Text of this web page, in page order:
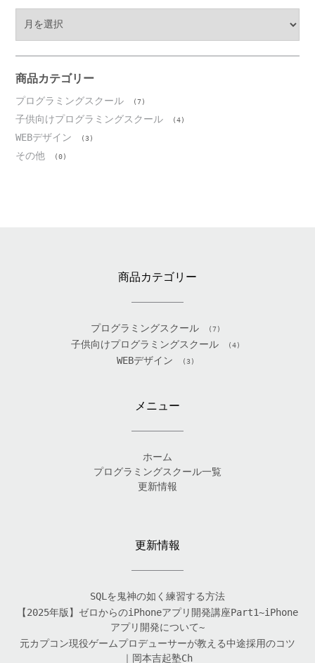
ブ
商品カテゴリー
プログラミングスクール (7)
子供向けプログラミングスクール (4)
WEBデザイン (3)
その他 (0)
商品カテゴリー
プログラミングスクール (7)
子供向けプログラミングスクール (4)
WEBデザイン (3)
メニュー
ホーム
プログラミングスクール一覧
更新情報
更新情報
SQLを鬼神の如く練習する方法
【2025年版】ゼロからのiPhoneアプリ開発講座Part1~iPhone
アプリ開発について~
元カプコン現役ゲームプロデューサーが教える中途採用のコツ
｜岡本吉起塾Ch